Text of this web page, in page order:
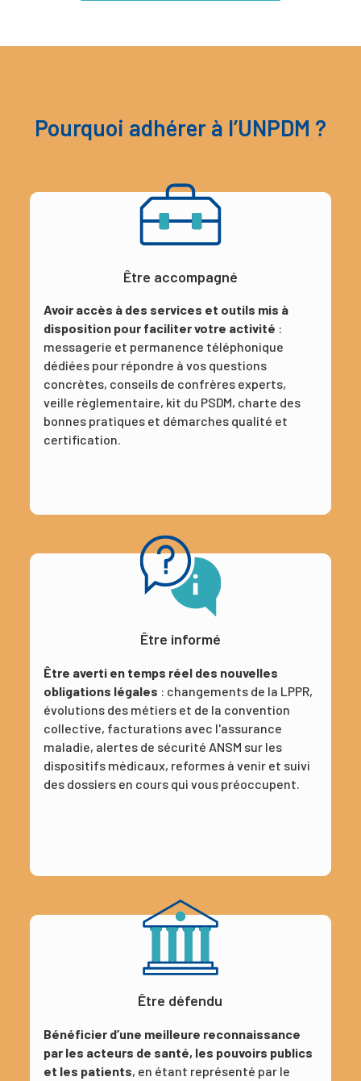
Pourquoi adhérer à l’UNPDM ?
Être accompagné
Avoir accès à des services et outils mis à
disposition pour faciliter votre activité :
messagerie et permanence téléphonique
dédiées pour répondre à vos questions
concrètes, conseils de confrères experts,
veille règlementaire, kit du PSDM, charte des
bonnes pratiques et démarches qualité et
certification.
Être informé
Être averti en temps réel des nouvelles
obligations légales : changements de la LPPR,
évolutions des métiers et de la convention
collective, facturations avec l'assurance
maladie, alertes de sécurité ANSM sur les
dispositifs médicaux, reformes à venir et suivi
des dossiers en cours qui vous préoccupent.
Être défendu
Bénéficier d’une meilleure reconnaissance
par les acteurs de santé, les pouvoirs publics
et les patients, en étant représenté par le